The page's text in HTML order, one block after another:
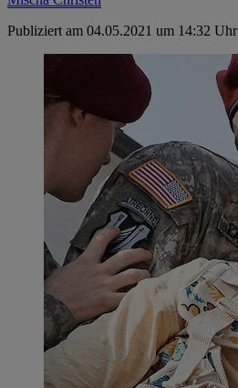
Publiziert am 04.05.2021 um 14:32 Uhr